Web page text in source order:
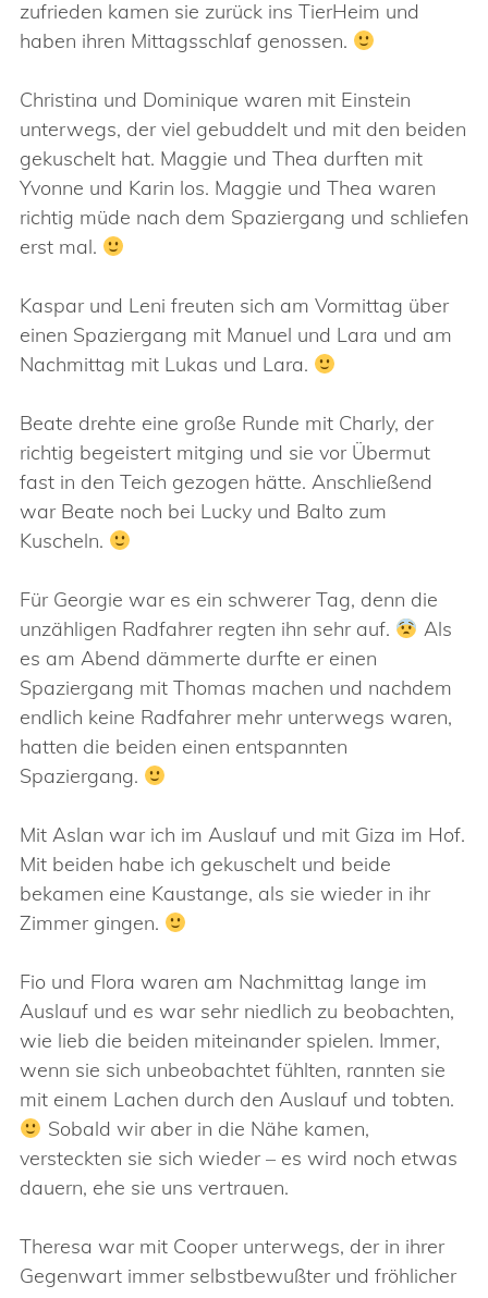
zufrieden kamen sie zurück ins TierHeim und
haben ihren Mittagsschlaf genossen.
Christina und Dominique waren mit Einstein
unterwegs, der viel gebuddelt und mit den beiden
gekuschelt hat. Maggie und Thea durften mit
Yvonne und Karin los. Maggie und Thea waren
richtig müde nach dem Spaziergang und schliefen
erst mal.
Kaspar und Leni freuten sich am Vormittag über
einen Spaziergang mit Manuel und Lara und am
Nachmittag mit Lukas und Lara.
Beate drehte eine große Runde mit Charly, der
richtig begeistert mitging und sie vor Übermut
fast in den Teich gezogen hätte. Anschließend
war Beate noch bei Lucky und Balto zum
Kuscheln.
Für Georgie war es ein schwerer Tag, denn die
unzähligen Radfahrer regten ihn sehr auf.
Als
es am Abend dämmerte durfte er einen
Spaziergang mit Thomas machen und nachdem
endlich keine Radfahrer mehr unterwegs waren,
hatten die beiden einen entspannten
Spaziergang.
Mit Aslan war ich im Auslauf und mit Giza im Hof.
Mit beiden habe ich gekuschelt und beide
bekamen eine Kaustange, als sie wieder in ihr
Zimmer gingen.
Fio und Flora waren am Nachmittag lange im
Auslauf und es war sehr niedlich zu beobachten,
wie lieb die beiden miteinander spielen. Immer,
wenn sie sich unbeobachtet fühlten, rannten sie
mit einem Lachen durch den Auslauf und tobten.
Sobald wir aber in die Nähe kamen,
versteckten sie sich wieder – es wird noch etwas
dauern, ehe sie uns vertrauen.
Theresa war mit Cooper unterwegs, der in ihrer
Gegenwart immer selbstbewußter und fröhlicher